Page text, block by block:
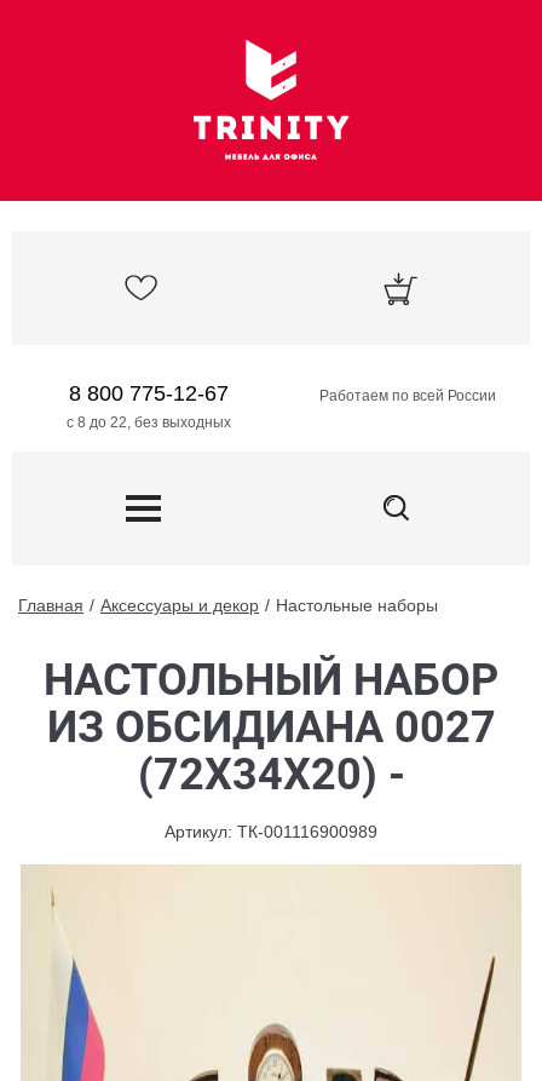
8 800 775-12-67
с 8 до 22, без выходных
Работаем по всей России
Главная Аксессуары и декор Настольные наборы
НАСТОЛЬНЫЙ НАБОР
ИЗ ОБСИДИАНА 0027
(72Х34Х20) -
Артикул: ТК-001116900989